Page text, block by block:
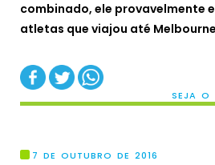
combinado, ele provavelmente
atletas que viajou até
SEJA O
7 DE OUTUBRO DE 2016